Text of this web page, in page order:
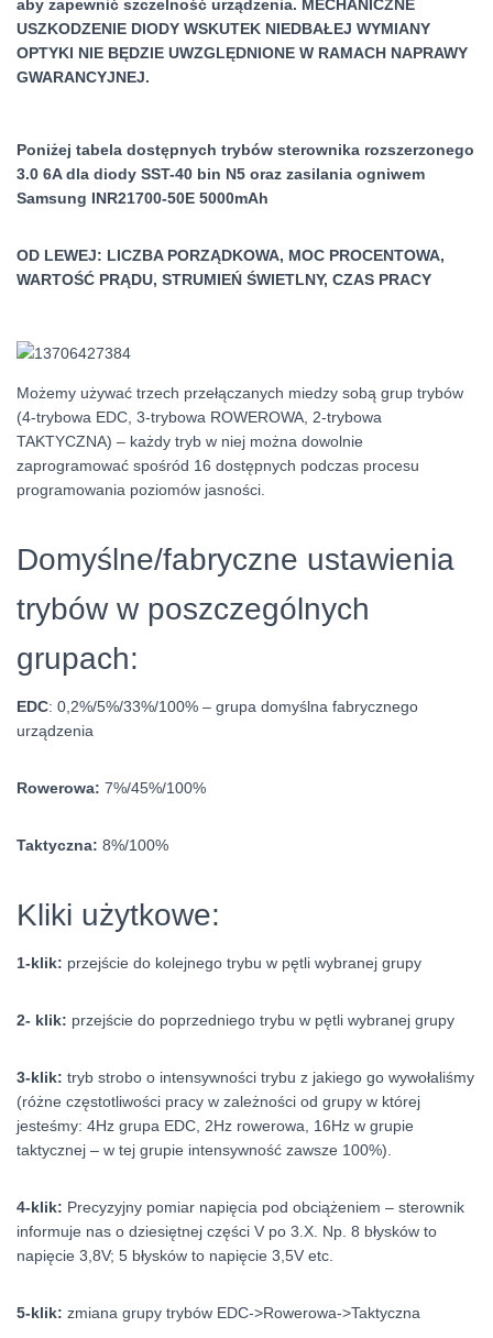
aby zapewnić szczelność urządzenia. MECHANICZNE
USZKODZENIE DIODY WSKUTEK NIEDBAŁEJ WYMIANY
OPTYKI NIE BĘDZIE UWZGLĘDNIONE W RAMACH NAPRAWY
GWARANCYJNEJ.
Poniżej tabela dostępnych trybów sterownika rozszerzonego
3.0 6A dla diody SST-40 bin N5 oraz zasilania ogniwem
Samsung INR21700-50E 5000mAh
OD LEWEJ: LICZBA PORZĄDKOWA, MOC PROCENTOWA,
WARTOŚĆ PRĄDU, STRUMIEŃ ŚWIETLNY, CZAS PRACY
Możemy używać trzech przełączanych miedzy sobą grup trybów
(4-trybowa EDC, 3-trybowa ROWEROWA, 2-trybowa
TAKTYCZNA) – każdy tryb w niej można dowolnie
zaprogramować spośród 16 dostępnych podczas procesu
programowania poziomów jasności.
Domyślne/fabryczne ustawienia
trybów w poszczególnych
grupach:
EDC: 0,2%/5%/33%/100% – grupa domyślna fabrycznego
urządzenia
Rowerowa: 7%/45%/100%
Taktyczna: 8%/100%
Kliki użytkowe:
1-klik: przejście do kolejnego trybu w pętli wybranej grupy
2- klik: przejście do poprzedniego trybu w pętli wybranej grupy
3-klik: tryb strobo o intensywności trybu z jakiego go wywołaliśmy
(różne częstotliwości pracy w zależności od grupy w której
jesteśmy: 4Hz grupa EDC, 2Hz rowerowa, 16Hz w grupie
taktycznej – w tej grupie intensywność zawsze 100%).
4-klik: Precyzyjny pomiar napięcia pod obciążeniem – sterownik
informuje nas o dziesiętnej części V po 3.X. Np. 8 błysków to
napięcie 3,8V; 5 błysków to napięcie 3,5V etc.
5-klik: zmiana grupy trybów EDC->Rowerowa->Taktyczna